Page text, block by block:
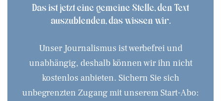
Das ist jetzt eine gemeine Stelle, den Text
auszublenden, das wissen wir.
Unser Journalismus ist werbefrei und
unabhängig, deshalb können wir ihn nicht
kostenlos anbieten. Sichern Sie sich
unbegrenzten Zugang mit unserem Start-Abo: